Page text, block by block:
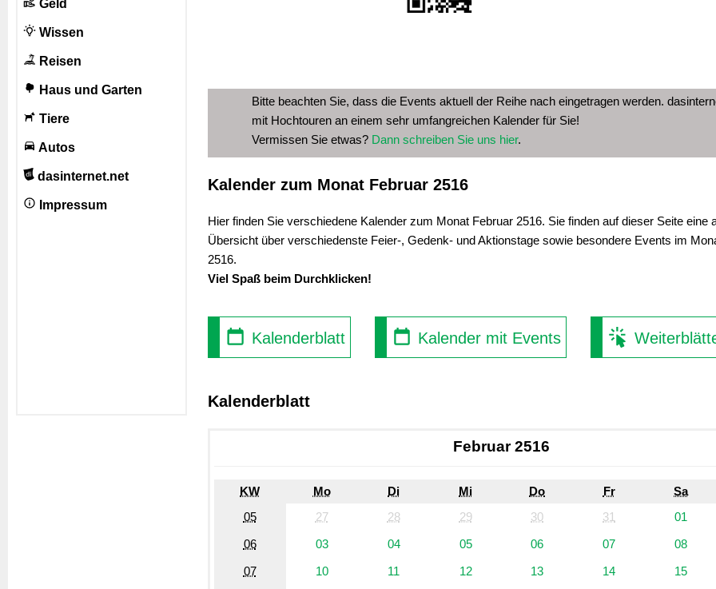
Geld
Wissen
Reisen
Haus und Garten
Tiere
Autos
dasinternet.net
Impressum
Bitte beachten Sie, dass die Events aktuell der Reihe nach eingetragen werden.
mit Hochtouren an einem sehr umfangreichen Kalender für Sie!
Vermissen Sie etwas? Dann schreiben Sie uns hier.
Kalender zum Monat Februar 2516
Hier finden Sie verschiedene Kalender zum Monat Februar 2516. Sie finden auf dieser Seite eine
Übersicht über verschiedenste Feier-, Gedenk- und Aktionstage sowie besondere Events im
2516.
Viel Spaß beim Durchklicken!
Kalenderblatt Kalender mit Events
Kalenderblatt
Februar 2516
KW Mo Di Mi Do Fr
Sa
05
27 28 29 30 31
01
06
03 04 05 06 07
08
07
10 11 12 13 14
15